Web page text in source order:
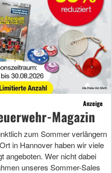
Anzeige
Magazin
zum Sommer verlängern
in Hannover haben wir viele
angeboten. Wer nicht dabei
unseres Sommer-Sales